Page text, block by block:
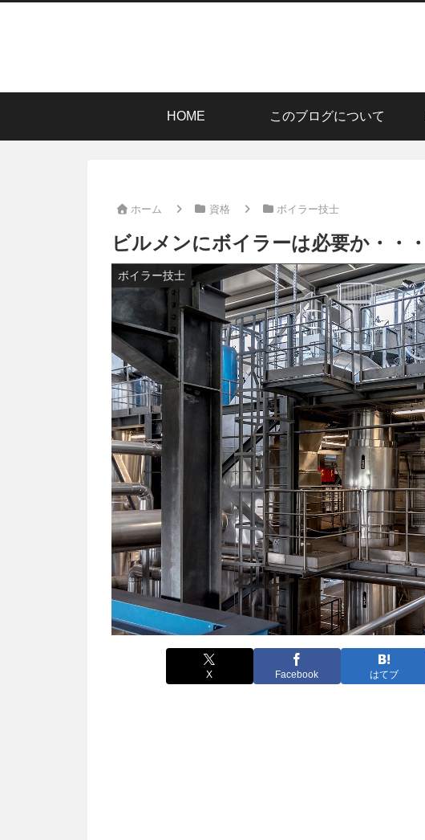
HOME このブログについて
ホーム 資格 ボイラー技士
ビルメンにボイラーは必要か・・・
ボイラー技士
X Facebook はてブ